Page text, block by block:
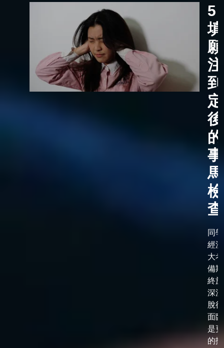
5
的
檢
同
經
大
備
終
深
脫
面
是
的